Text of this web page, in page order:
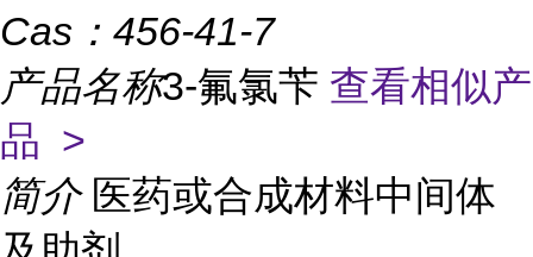
Cas： 456-41-7
产品名称3-氟氯苄 查看相似产
品 >
简介 医药或合成材料中间体